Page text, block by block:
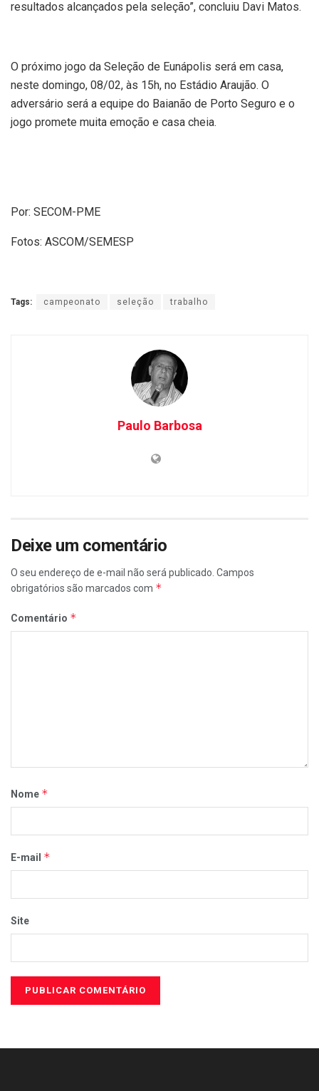
resultados alcançados pela seleção”, concluiu Davi Matos.
O próximo jogo da Seleção de Eunápolis será em casa,
neste domingo, 08/02, às 15h, no Estádio Araujão. O
adversário será a equipe do Baianão de Porto Seguro e o
jogo promete muita emoção e casa cheia.
Por: SECOM-PME
Fotos: ASCOM/SEMESP
Tags: campeonato seleção trabalho
Paulo Barbosa
Deixe um comentário
O seu endereço de e-mail não será publicado. Campos
obrigatórios são marcados com *
Comentário *
Nome *
E-mail *
Site